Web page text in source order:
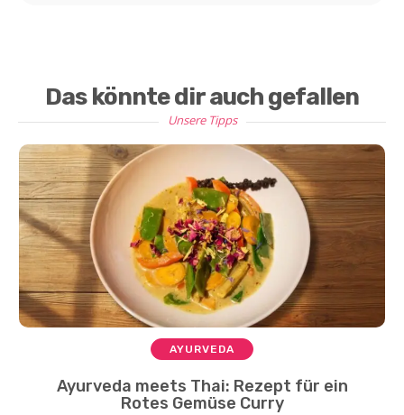
Das könnte dir auch gefallen
Unsere Tipps
AYURVEDA
Ayurveda meets Thai: Rezept für ein
Rotes Gemüse Curry